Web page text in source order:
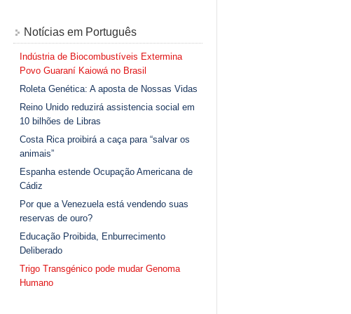
Notícias em Português
Indústria de Biocombustíveis Extermina
Povo Guaraní Kaiowá no Brasil
Roleta Genética: A aposta de Nossas Vidas
Reino Unido reduzirá assistencia social em
10 bilhões de Libras
Costa Rica proibirá a caça para “salvar os
animais”
Espanha estende Ocupação Americana de
Cádiz
Por que a Venezuela está vendendo suas
reservas de ouro?
Educação Proibida, Enburrecimento
Deliberado
Trigo Transgénico pode mudar Genoma
Humano